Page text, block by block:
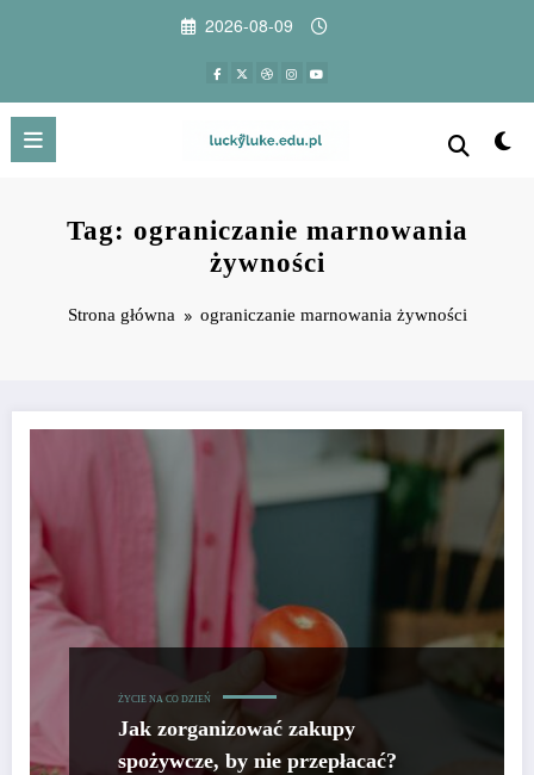
2026-08-09
Tag: ograniczanie marnowania
żywności
Strona główna ograniczanie marnowania żywności
ŻYCIE NA CO DZIEŃ
Jak zorganizować zakupy
spożywcze, by nie przepłacać?